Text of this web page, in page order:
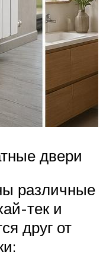
двери
различные
тек и
друг от